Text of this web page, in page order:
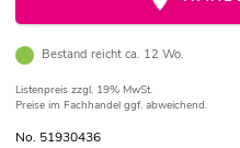
Bestand reicht ca. 12 Wo.
Listenpreis zzgl. 19% MwSt.
Preise im Fachhandel ggf. abweichend.
No. 51930436